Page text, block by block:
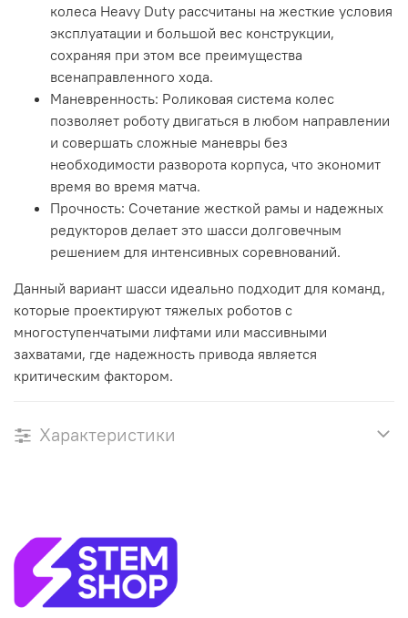
колеса Heavy Duty рассчитаны на жесткие условия
эксплуатации и большой вес конструкции,
сохраняя при этом все преимущества
всенаправленного хода.
Маневренность: Роликовая система колес
позволяет роботу двигаться в любом направлении
и совершать сложные маневры без
необходимости разворота корпуса, что экономит
время во время матча.
Прочность: Сочетание жесткой рамы и надежных
редукторов делает это шасси долговечным
решением для интенсивных соревнований.
Данный вариант шасси идеально подходит для команд,
которые проектируют тяжелых роботов с
многоступенчатыми лифтами или массивными
захватами, где надежность привода является
критическим фактором.
Характеристики